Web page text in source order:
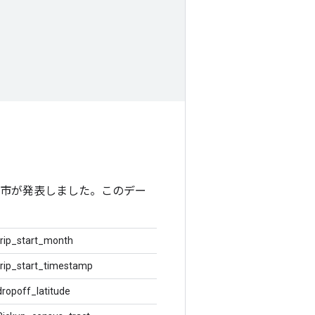
が発表しました。このデー